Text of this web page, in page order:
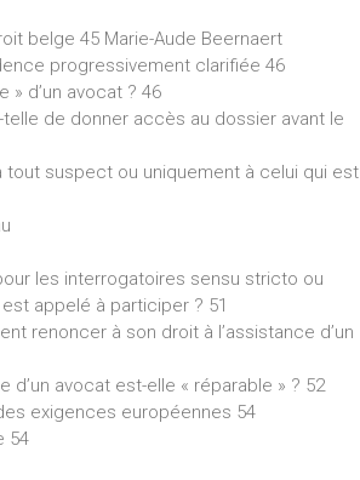
belge 45 Marie-Aude Beernaert
progressivement clarifiée 46
d’un avocat ? 46
de donner accès au dossier avant le
tout suspect ou uniquement à celui qui est
les interrogatoires sensu stricto ou
appelé à participer ? 51
renoncer à son droit à l’assistance d’un
avocat est-elle « réparable » ? 52
exigences européennes 54
54